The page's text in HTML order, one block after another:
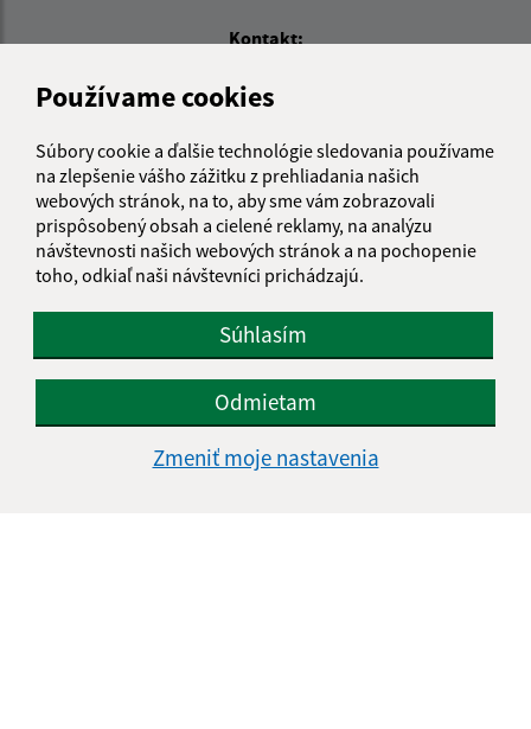
Používame cookies
Súbory cookie a ďalšie technológie sledovania používame
na zlepšenie vášho zážitku z prehliadania našich
webových stránok, na to, aby sme vám zobrazovali
prispôsobený obsah a cielené reklamy, na analýzu
návštevnosti našich webových stránok a na pochopenie
toho, odkiaľ naši návštevníci prichádzajú.
Súhlasím
Odmietam
Zmeniť moje nastavenia
Kontakt:
Obecný úrad Lubeník
Lubeník 222
049 18 Lubeník
info@obeclubenik.sk
+421 58 449 3273
IČO: 00328472